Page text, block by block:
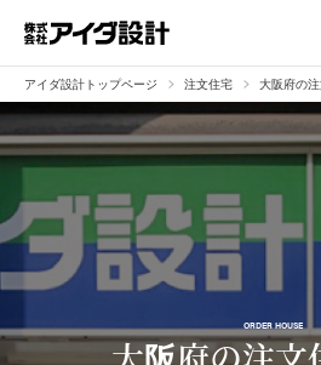
アイダ設計トップページ 注文住宅 大阪府の
ORDER HOUSE